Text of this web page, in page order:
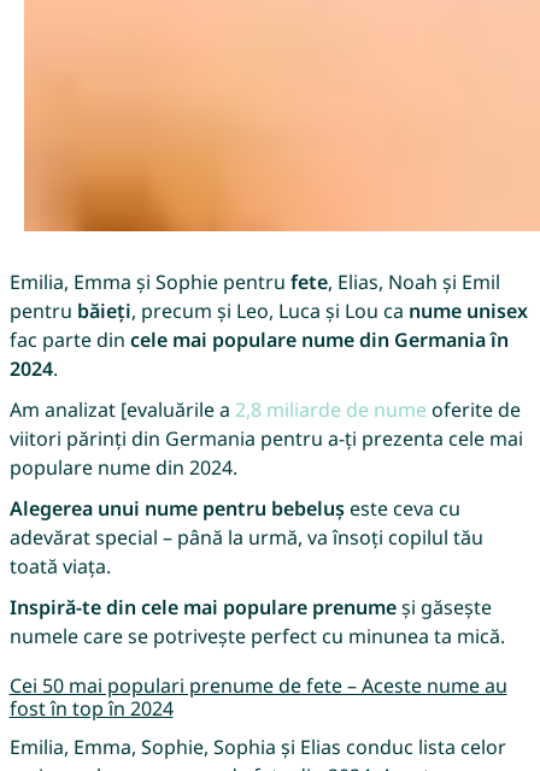
Emilia, Emma și Sophie pentru fete, Elias, Noah și Emil
pentru băieți, precum și Leo, Luca și Lou ca nume unisex
fac parte din cele mai populare nume din Germania în
2024.
Am analizat [evaluările a 2,8 miliarde de nume oferite de
viitori părinți din Germania pentru a-ți prezenta cele mai
populare nume din 2024.
Alegerea unui nume pentru bebelușeste ceva cu
adevărat special – până la urmă, va însoți copilul tău
toată viața.
Inspiră-te din cele mai populare prenumeși găsește
numele care se potrivește perfect cu minunea ta mică.
Cei 50 mai populari prenume de fete – Aceste nume au
fost în top în 2024
Emilia, Emma, Sophie, Sophia și Elias conduc lista celor